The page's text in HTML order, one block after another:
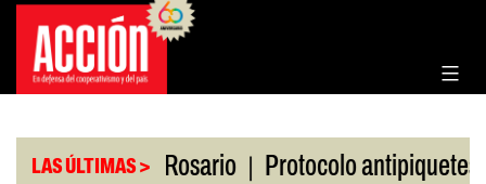
Saltar
contenido
LAS ÚLTIMAS >
la Bolsa de Rosario | Protocolo antipiquetes |